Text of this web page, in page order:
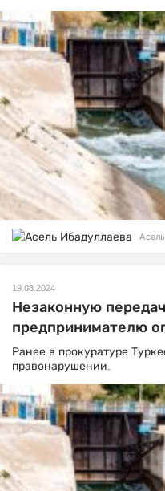
19.08.2024
Незаконную
предпринимателю
Ранее в прокуратуре
правонарушении.